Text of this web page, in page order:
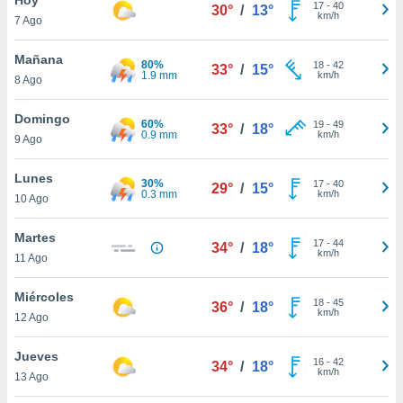
y
en
más
de
7 Ago
30° / 13° 17- 40
km/h
Mañana
8 Ago
80%
1.9 mm
33° / 15° 18- 42
km/h
Domingo
9 Ago
60%
0.9 mm
33° / 18° 19- 49
km/h
Lunes
10 Ago
30%
0.3 mm
29° / 15° 17- 40
km/h
Martes
11 Ago
34° / 18° 17- 44
km/h
Miércoles
12 Ago
36° / 18° 18- 45
km/h
Jueves
13 Ago
34° / 18° 16- 42
km/h